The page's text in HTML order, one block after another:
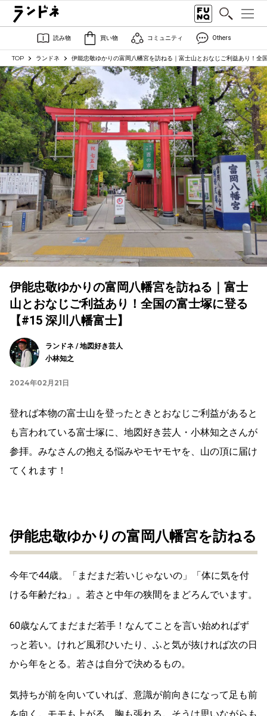
読み物 買い物 コミュニティ Others
TOP ランドネ 伊能忠敬ゆかりの富岡八幡宮を訪ねる｜富士山とおなじご利益あり！全
伊能忠敬ゆかりの富岡八幡宮を訪ねる｜富士
山とおなじご利益あり！全国の富士塚に登る
【#15 深川八幡富士】
ランドネ / 地図好き芸人
小林知之
2024年02月21日
登れば本物の富士山を登ったときとおなじご利益があると
も言われている富士塚に、地図好き芸人・小林知之さんが
参拝。みなさんの抱える悩みやモヤモヤを、山の頂に届け
てくれます！
伊能忠敬ゆかりの富岡八幡宮を訪ねる
今年で44歳。「まだまだ若いじゃないの」「体に気を付
ける年齢だね」。若さと中年の狭間をまどろんでいます。
60歳なんてまだまだ若手！なんてことを言い始めればず
っと若い。けれど風邪ひいたり、ふと気が抜ければ次の日
から年をとる。若さは自分で決めるもの。
気持ちが前を向いていれば、意識が前向きになって足も前